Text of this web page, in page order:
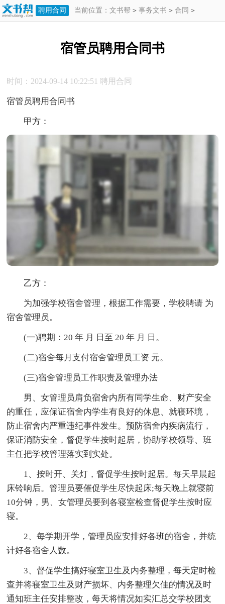
聘用合同 当前位置： 文书帮 > 事务文书 > 合同 >
宿管员聘用合同书
时间：2024-09-14 10:22:51聘用合同
宿管员聘用合同书
甲方：
乙方：
为加强学校宿舍管理，根据工作需要，学校聘请 为
宿舍管理员。
(一)聘期：20 年 月 日至 20 年 月 日。
(二)宿舍每月支付宿舍管理员工资 元。
(三)宿舍管理员工作职责及管理办法
男、女管理员肩负宿舍内所有同学生命、财产安全
的重任，应保证宿舍内学生有良好的休息、就寝环境，
防止宿舍内严重违纪事件发生。预防宿舍内疾病流行，
保证消防安全，督促学生按时起居，协助学校领导、班
主任把学校管理落实到实处。
1、按时开、关灯，督促学生按时起居。每天早晨起
床铃响后。管理员要催促学生尽快起床;每天晚上就寝前
10分钟，男、女管理员要到各寝室检查督促学生按时应
寝。
2、每学期开学，管理员应安排好各班的宿舍，并统
计好各宿舍人数。
3、督促学生搞好寝室卫生及内务整理，每天定时检
查并将寝室卫生及财产损坏、内务整理欠佳的情况及时
通知班主任安排整改，每天将情况如实汇总交学校团支